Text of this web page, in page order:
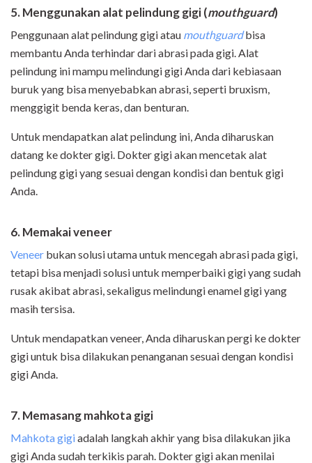
5. Menggunakan alat pelindung gigi (mouthguard)
Penggunaan alat pelindung gigi atau mouthguardbisa
membantu Anda terhindar dari abrasi pada gigi. Alat
pelindung ini mampu melindungi gigi Anda dari kebiasaan
buruk yang bisa menyebabkan abrasi, seperti bruxism,
menggigit benda keras, dan benturan.
Untuk mendapatkan alat pelindung ini, Anda diharuskan
datang ke dokter gigi. Dokter gigi akan mencetak alat
pelindung gigi yang sesuai dengan kondisi dan bentuk gigi
Anda.
6. Memakai veneer
Veneer bukan solusi utama untuk mencegah abrasi pada gigi,
tetapi bisa menjadi solusi untuk memperbaiki gigi yang sudah
rusak akibat abrasi, sekaligus melindungi enamel gigi yang
masih tersisa.
Untuk mendapatkan veneer, Anda diharuskan pergi ke dokter
gigi untuk bisa dilakukan penanganan sesuai dengan kondisi
gigi Anda.
7. Memasang mahkota gigi
Mahkota gigiadalah langkah akhir yang bisa dilakukan jika
gigi Anda sudah terkikis parah. Dokter gigi akan menilai